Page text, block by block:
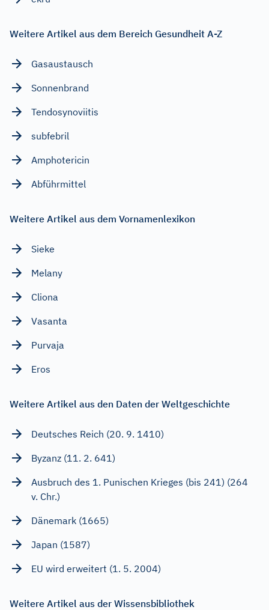
Weitere Artikel aus dem Bereich Gesundheit A-Z
Gasaustausch
Sonnenbrand
Tendosynoviitis
subfebril
Amphotericin
Abführmittel
Weitere Artikel aus dem Vornamenlexikon
Sieke
Melany
Cliona
Vasanta
Purvaja
Eros
Weitere Artikel aus den Daten der Weltgeschichte
Deutsches Reich (20. 9. 1410)
Byzanz (11. 2. 641)
Ausbruch des 1. Punischen Krieges (bis 241) (264
v. Chr.)
Dänemark (1665)
Japan (1587)
EU wird erweitert (1. 5. 2004)
Weitere Artikel aus der Wissensbibliothek